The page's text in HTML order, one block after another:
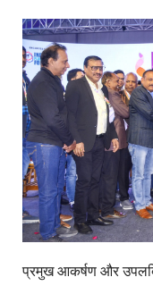
प्रमुख आकर्षण और